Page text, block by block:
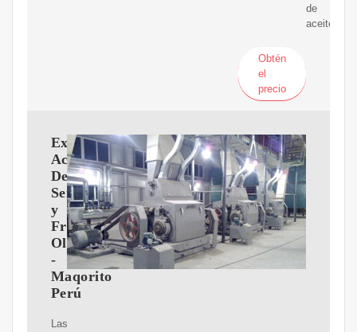
de
aceite
Obtén
el
precio
Extractora
Aceite
De
Semillas
y
Frutos
Oleoginosos
-
Maqorito
Perú
Las